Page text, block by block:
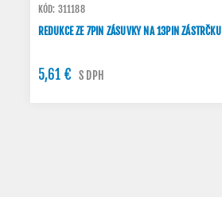
KÓD: 311188
REDUKCE ZE 7PIN ZÁSUVKY NA 13PIN ZÁSTRČKU
5,61 € S DPH